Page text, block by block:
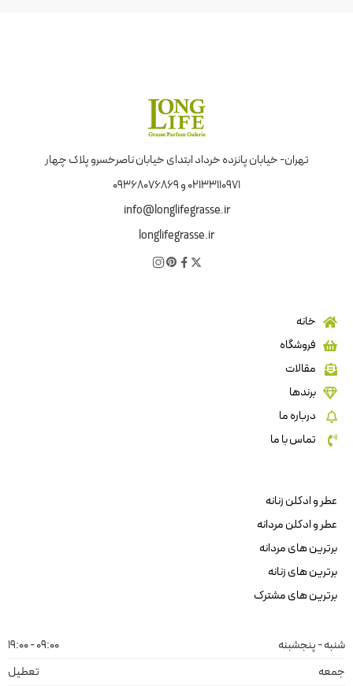
تهران- خیابان پانزده خرداد ابتدای خیابان ناصرخسرو پلاک چهار
02133110971 و 09368076869
info@longlifegrasse.ir
longlifegrasse.ir
خانه
فروشگاه
مقالات
برندها
درباره ما
تماس با ما
عطر و ادکلن زنانه
عطر و ادکلن مردانه
برترین های مردانه
برترین های زنانه
برترین های مشترک
شنبه - پنجشبنه
09:00 - 19:00
جمعه
تعطیل